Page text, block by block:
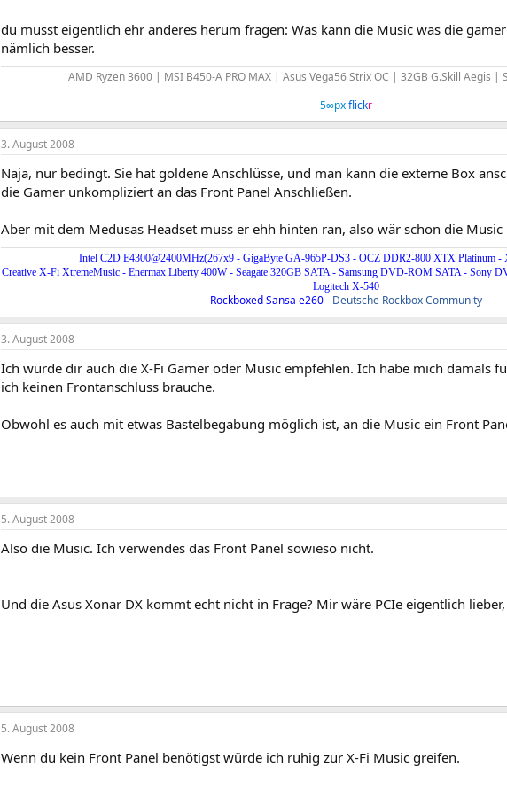
du musst eigentlich ehr anderes herum fragen: Was kann die Music was die
nämlich besser.
AMD Ryzen 3600 | MSI B450-A PRO MAX | Asus Vega56 Strix OC | 32GB G.Skill Aegis |
5∞px flickr
3. August 2008
Naja, nur bedingt. Sie hat goldene Anschlüsse, und man kann die externe Box
die Gamer unkompliziert an das Front Panel Anschließen.
Aber mit dem Medusas Headset muss er ehh hinten ran, also wär schon die Music
Intel C2D E4300@2400MHz(267x9 - GigaByte GA-965P-DS3 - OCZ DDR2-800 XTX Platinum -
Creative X-Fi XtremeMusic - Enermax Liberty 400W - Seagate 320GB SATA - Samsung DVD-ROM SATA - Sony
Logitech X-540
Rockboxed Sansa e260- Deutsche Rockbox Community
3. August 2008
Ich würde dir auch die X-Fi Gamer oder Music empfehlen. Ich habe mich damals
ich keinen Frontanschluss brauche.
Obwohl es auch mit etwas Bastelbegabung möglich ist, an die Music ein Front
5. August 2008
Also die Music. Ich verwendes das Front Panel sowieso nicht.
Und die Asus Xonar DX kommt echt nicht in Frage? Mir wäre PCIe eigentlich
5. August 2008
Wenn du kein Front Panel benötigst würde ich ruhig zur X-Fi Music greifen.